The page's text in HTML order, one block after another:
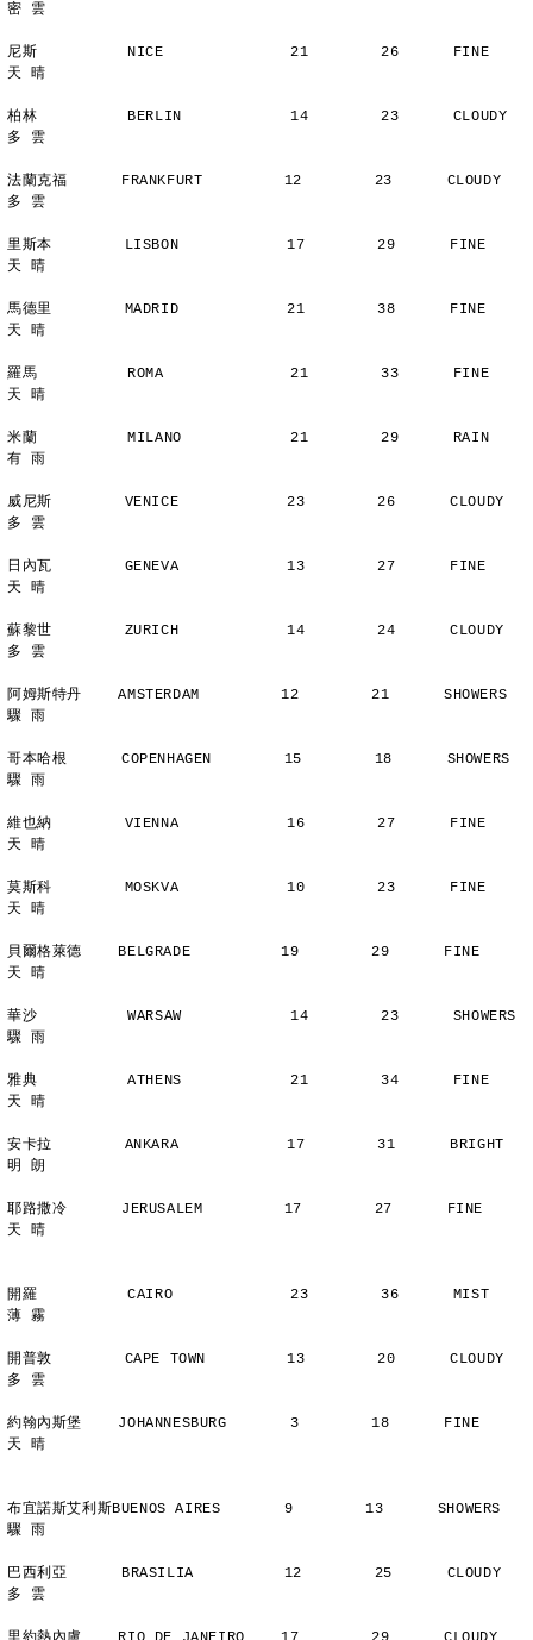
密 雲
尼斯          NICE              21        26      FINE
天 晴
柏林          BERLIN            14        23      CLOUDY
多 雲
法蘭克福      FRANKFURT         12        23      CLOUDY
多 雲
里斯本        LISBON            17        29      FINE
天 晴
馬德里        MADRID            21        38      FINE
天 晴
羅馬          ROMA              21        33      FINE
天 晴
米蘭          MILANO            21        29      RAIN
有 雨
威尼斯        VENICE            23        26      CLOUDY
多 雲
日內瓦        GENEVA            13        27      FINE
天 晴
蘇黎世        ZURICH            14        24      CLOUDY
多 雲
阿姆斯特丹    AMSTERDAM         12        21      SHOWERS
驟 雨
哥本哈根      COPENHAGEN        15        18      SHOWERS
驟 雨
維也納        VIENNA            16        27      FINE
天 晴
莫斯科        MOSKVA            10        23      FINE
天 晴
貝爾格萊德    BELGRADE          19        29      FINE
天 晴
華沙          WARSAW            14        23      SHOWERS
驟 雨
雅典          ATHENS            21        34      FINE
天 晴
安卡拉        ANKARA            17        31      BRIGHT
明 朗
耶路撒冷      JERUSALEM         17        27      FINE
天 晴
開羅          CAIRO             23        36      MIST
薄 霧
開普敦        CAPE TOWN         13        20      CLOUDY
多 雲
約翰內斯堡    JOHANNESBURG       3        18      FINE
天 晴
布宜諾斯艾利斯BUENOS AIRES       9        13      SHOWERS
驟 雨
巴西利亞      BRASILIA          12        25      CLOUDY
多 雲